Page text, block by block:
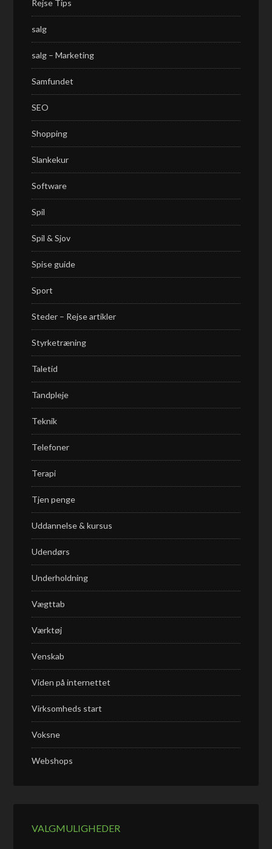
Rejse Tips
salg
salg – Marketing
Samfundet
SEO
Shopping
Slankekur
Software
Spil
Spil & Sjov
Spise guide
Sport
Steder – Rejse artikler
Styrketræning
Taletid
Tandpleje
Teknik
Telefoner
Terapi
Tjen penge
Uddannelse & kursus
Udendørs
Underholdning
Vægttab
Værktøj
Venskab
Viden på internettet
Virksomheds start
Voksne
Webshops
VALGMULIGHEDER